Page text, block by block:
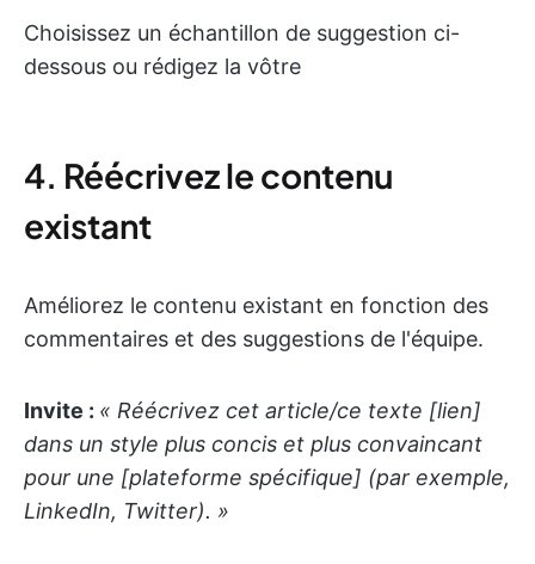
Choisissez un échantillon de suggestion ci-
dessous ou rédigez la vôtre
4. Réécrivez le contenu
existant
Améliorez le contenu existant en fonction des
commentaires et des suggestions de l'équipe.
Invite : « Réécrivez cet article/ce texte [lien]
dans un style plus concis et plus convaincant
pour une [plateforme spécifique] (par exemple,
LinkedIn, Twitter). »